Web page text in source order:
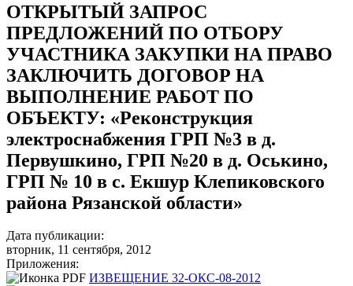
ОТКРЫТЫЙ ЗАПРОС
ПРЕДЛОЖЕНИЙ ПО ОТБОРУ
УЧАСТНИКА ЗАКУПКИ НА ПРАВО
ЗАКЛЮЧИТЬ ДОГОВОР НА
ВЫПОЛНЕНИЕ РАБОТ ПО
ОБЪЕКТУ: «Реконструкция
электроснабжения ГРП №3 в д.
Первушкино, ГРП №20 в д. Оськино,
ГРП № 10 в с. Екшур Клепиковского
района Рязанской области»
Дата публикации:
вторник, 11 сентября, 2012
Приложения:
ИЗВЕЩЕНИЕ 32-ОКС-08-2012